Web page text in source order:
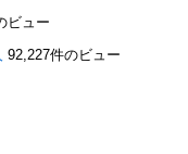
ビュー
92,227件のビュー